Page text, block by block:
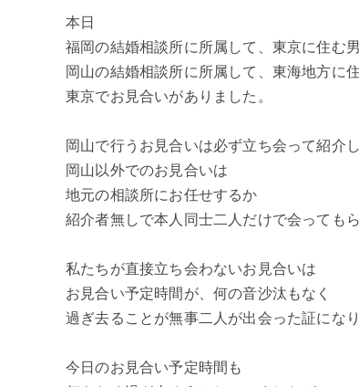
本日
福岡の結婚相談所に所属して、東京に住む
岡山の結婚相談所に所属して、東海地方に
東京でお見合いがありました。
岡山で行うお見合いは必ず立ち会って紹介
岡山以外でのお見合いは
地元の相談所にお任せするか
紹介者無しで本人同士二人だけで会っても
私たちが直接立ち会わないお見合いは
お見合い予定時間が、何の音沙汰もなく
過ぎ去ることが無事二人が出会った証になり
今日のお見合い予定時間も